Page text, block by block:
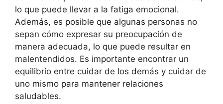
lo que puede llevar a la fatiga emocional.
Además, es posible que algunas personas no
sepan cómo expresar su preocupación de
manera adecuada, lo que puede resultar en
malentendidos. Es importante encontrar un
equilibrio entre cuidar de los demás y cuidar de
uno mismo para mantener relaciones
saludables.